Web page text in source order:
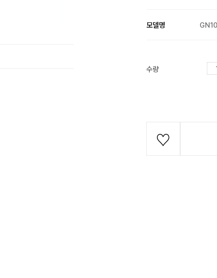
모델명
수량